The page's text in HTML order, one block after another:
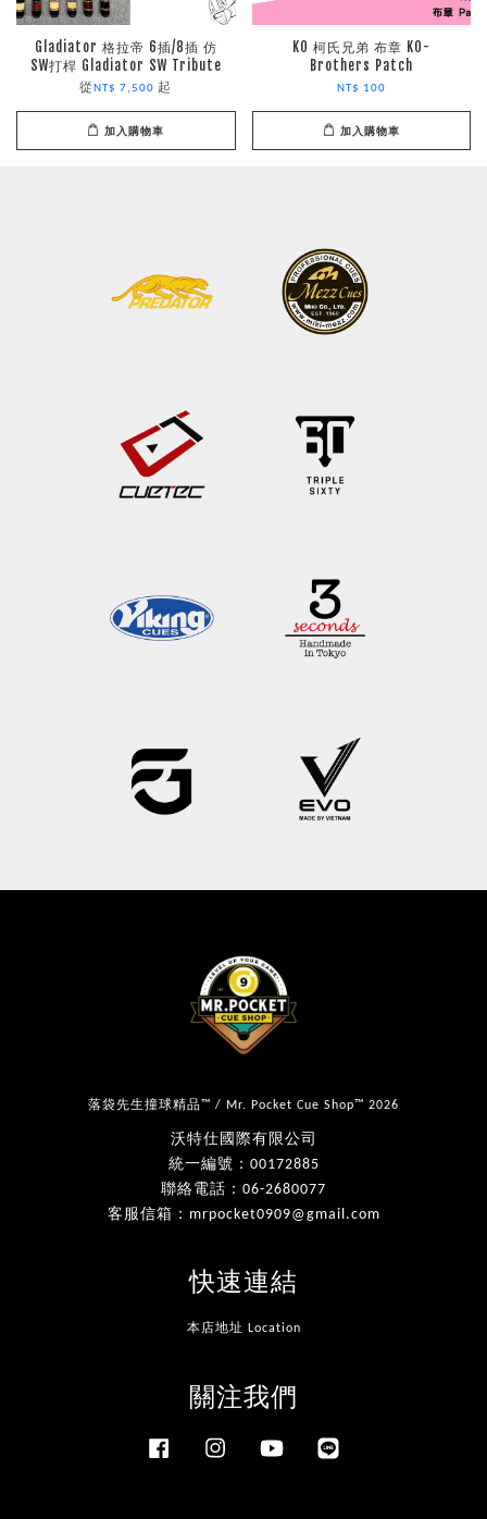
Gladiator 格拉帝 6插/8插 仿
SW打桿 Gladiator SW Tribute
從NT$ 7,500 起
加入購物車
KO 柯氏兄弟 布章 KO-
Brothers Patch
NT$ 100
加入購物車
落袋先生撞球精品™ / Mr. Pocket Cue Shop™ 2026
沃特仕國際有限公司
統一編號：00172885
聯絡電話：06-2680077
客服信箱：mrpocket0909@gmail.com
快速連結
本店地址 Location
關注我們
Facebook Instagram YouTube